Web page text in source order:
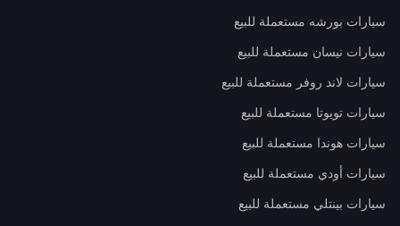
سيارات بورشه مستعملة للبيع
سيارات نيسان مستعملة للبيع
سيارات لاند روفر مستعملة للبيع
سيارات تويوتا مستعملة للبيع
سيارات هوندا مستعملة للبيع
سيارات أودي مستعملة للبيع
سيارات بينتلي مستعملة للبيع